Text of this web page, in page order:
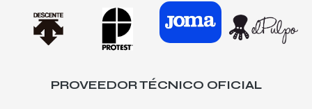
PROVEEDOR TÉCNICO OFICIAL